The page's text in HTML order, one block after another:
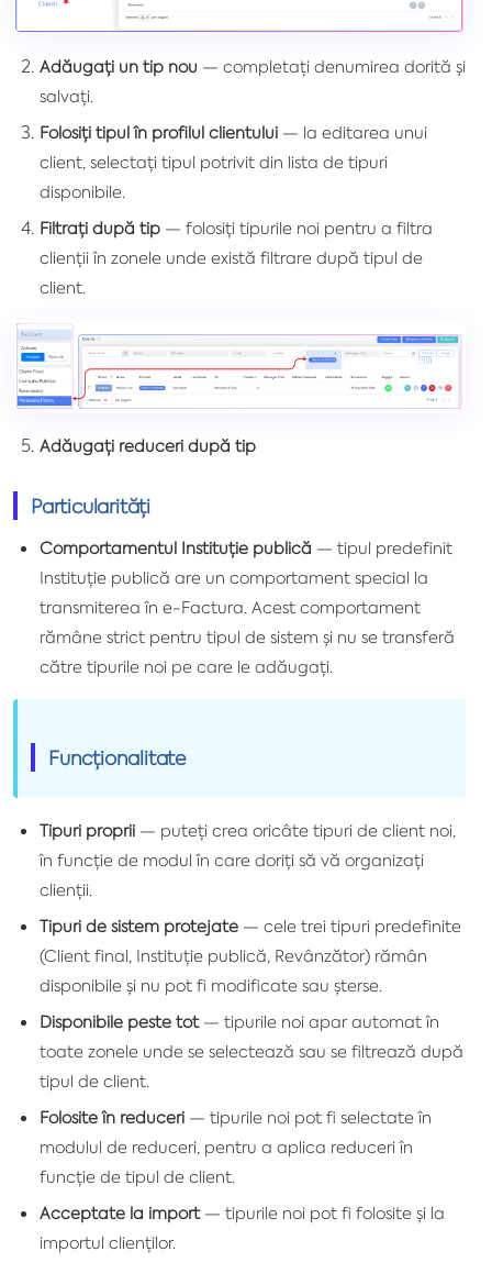
Adăugați un tip nou — completați denumirea dorită și
salvați.
Folosiți tipul în profilul clientului — la editarea unui
client, selectați tipul potrivit din lista de tipuri
disponibile.
Filtrați după tip — folosiți tipurile noi pentru a filtra
clienții în zonele unde există filtrare după tipul de
client.
Adăugați reduceri după tip
Particularități
Comportamentul Instituție publică — tipul predefinit
Instituție publică are un comportament special la
transmiterea în e-Factura. Acest comportament
rămâne strict pentru tipul de sistem și nu se transferă
către tipurile noi pe care le adăugați.
Funcționalitate
Tipuri proprii — puteți crea oricâte tipuri de client noi,
în funcție de modul în care doriți să vă organizați
clienții.
Tipuri de sistem protejate — cele trei tipuri predefinite
(Client final, Instituție publică, Revânzător) rămân
disponibile și nu pot fi modificate sau șterse.
Disponibile peste tot— tipurile noi apar automat în
toate zonele unde se selectează sau se filtrează după
tipul de client.
Folosite în reduceri — tipurile noi pot fi selectate în
modulul de reduceri, pentru a aplica reduceri în
funcție de tipul de client.
Acceptate la import— tipurile noi pot fi folosite și la
importul clienților.